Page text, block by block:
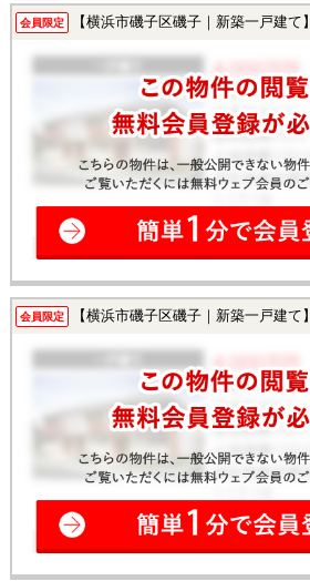
会員限定 【横浜市磯子区磯子｜新築一戸建て】
会員限定 【横浜市磯子区磯子｜新築一戸建て】